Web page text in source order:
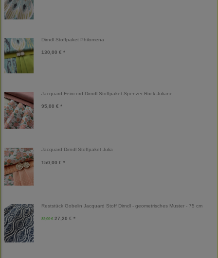
Dirndl Stoffpaket Philomena
130,00 € *
Jacquard Feincord Dirndl Stoffpaket Spenzer Rock Juliane
95,00 € *
Jacquard Dirndl Stoffpaket Julia
150,00 € *
Reststück Gobelin Jacquard Stoff Dirndl - geometrisches Muster - 75 cm
32,00 € 27,20 € *